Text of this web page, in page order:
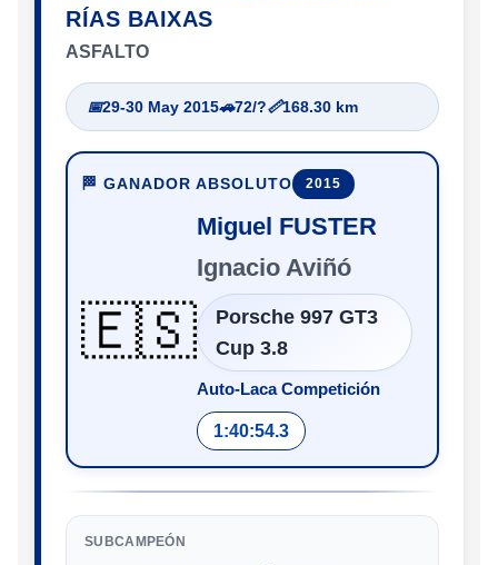
RÍAS BAIXAS
ASFALTO
📅29-30 May 2015🚗72/?📏168.30 km
🏁 GANADOR ABSOLUTO 2015
🇪🇸
Miguel FUSTER
Ignacio Aviñó
Porsche 997 GT3
Cup 3.8
Auto-Laca Competición
1:40:54.3
SUBCAMPEÓN